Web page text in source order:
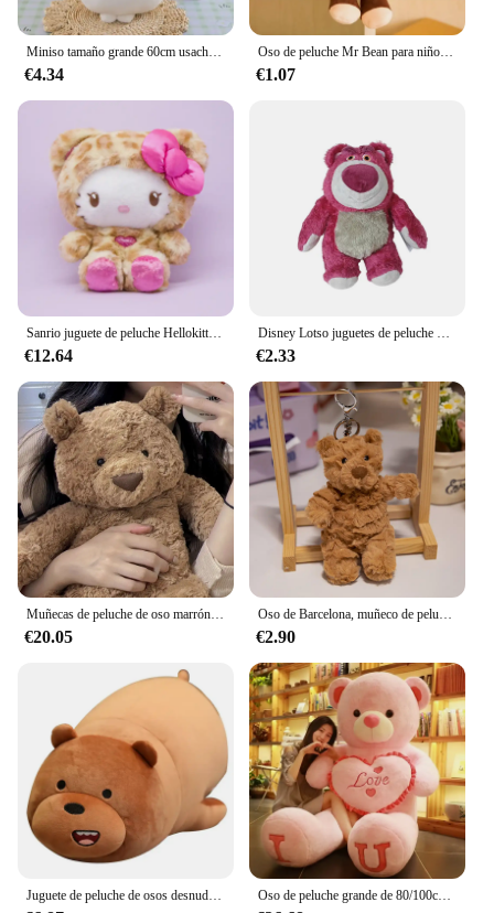
Miniso tamaño grande 60cm usachi Chiikawa muñeca Kawaii juguete de peluche periférico auto-depreparable oso Xiaoba almohada cojín regalo
€4.34
Oso de peluche Mr Bean para niños, juguetes de peluche de película, regalos de cumpleaños, 30/40cm
€1.07
Sanrio juguete de peluche Hellokitty Latte estampado de leopardo serie de osos de peluche juguete de peluche Kawaii Melody Cinnamoroll ornamento de Navidad
€12.64
Disney Lotso juguetes de peluche perfumados Toy Story 3 dibujos animados y lindo el oso muñecos de peluche decoración del hogar regalo de cumpleaños para chico novia
€2.33
€20.05 €2.90
Oso de peluche grande de 80/100cm, animal de peluche gigante, rosa, suave, almohada, muñeca, amiga, niña, esposa, cumpleaños, día de San Valentín